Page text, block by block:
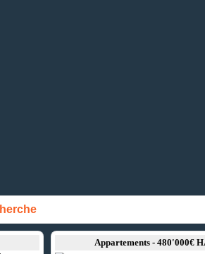
Appartements - 480'000€